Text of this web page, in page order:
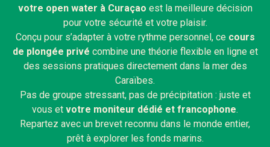
votre open water à Curaçao est la meilleure décision
pour votre sécurité et votre plaisir.
Conçu pour s’adapter à votre rythme personnel, ce cours
de plongée privé combine une théorie flexible en ligne et
des sessions pratiques directement dans la mer des
Caraïbes.
Pas de groupe stressant, pas de précipitation : juste et
vous et votre moniteur dédié et francophone.
Repartez avec un brevet reconnu dans le monde entier,
prêt à explorer les fonds marins.